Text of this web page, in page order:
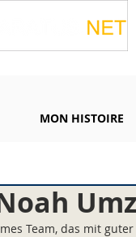
MON HISTOIRE
Team, das mit